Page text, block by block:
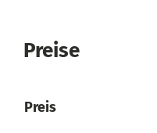
Preise
Preis